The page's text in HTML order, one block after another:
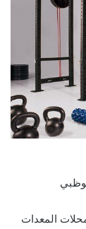
المعدات